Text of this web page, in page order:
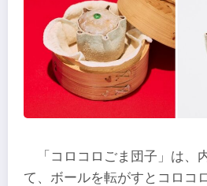
「コロコロごま団子」は、
て、ボールを転がすとコロコ